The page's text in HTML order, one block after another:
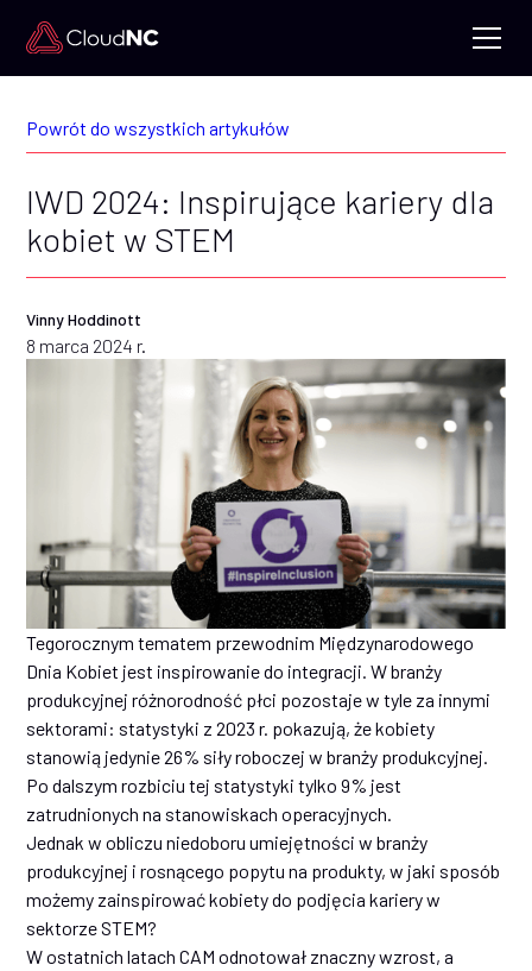
Powrót do wszystkich artykułów
IWD 2024: Inspirujące kariery dla
kobiet w STEM
Vinny Hoddinott
8 marca 2024 r.
Tegorocznym tematem przewodnim Międzynarodowego
Dnia Kobiet jest inspirowanie do integracji. W branży
produkcyjnej różnorodność płci pozostaje w tyle za innymi
sektorami: statystyki z 2023 r. pokazują, że kobiety
stanowią jedynie 26% siły roboczej w branży produkcyjnej.
Po dalszym rozbiciu tej statystyki tylko 9% jest
zatrudnionych na stanowiskach operacyjnych.
Jednak w obliczu niedoboru umiejętności w branży
produkcyjnej i rosnącego popytu na produkty, w jaki sposób
możemy zainspirować kobiety do podjęcia kariery w
sektorze STEM?
W ostatnich latach CAM odnotował znaczny wzrost, a